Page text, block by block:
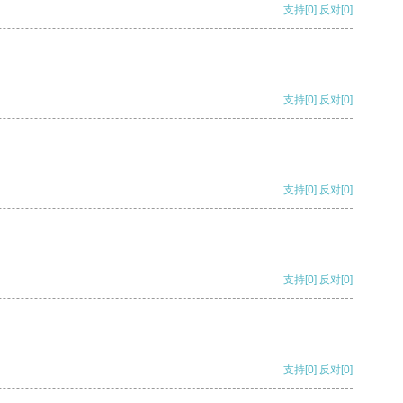
支持[0] 反对[0]
支持[0] 反对[0]
支持[0] 反对[0]
支持[0] 反对[0]
支持[0] 反对[0]